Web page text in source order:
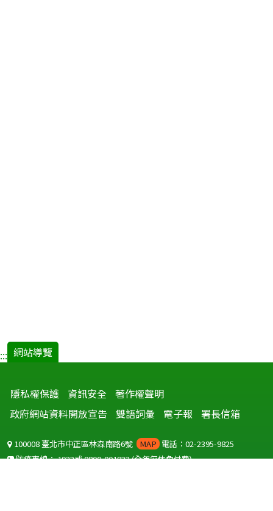
::: 網站導覽
隱私權保護 資訊安全 著作權聲明
政府網站資料開放宣告
雙語詞彙 電子報 署長信箱
100008 臺北市中正區林森南路6號 MAP 電話：02-2395-9825
防疫專線：1922或0800-001922(全年無休免付費)